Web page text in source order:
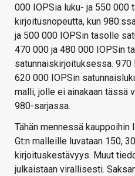
000 IOPSia luku- ja 550 000
kirjoitusnopeutta, kun
ja 500 000 IOPSin tasolle
470 000 ja 480 000 IOPSin
satunnaiskirjoituksessa.
620 000 IOPSin
malli, jolle ei ainakaan tässä
980-sarjassa.
Tähän mennessä
Gt:n malleille luvataan 150,
kirjoituskestävyys. Muut
julkaistaan virallisesti.